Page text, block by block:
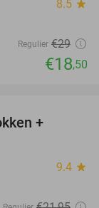
8.5 star
Regulier €29
€18,50
+
9.4 star